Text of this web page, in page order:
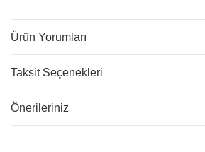
Ürün Yorumları
Taksit Seçenekleri
Önerileriniz